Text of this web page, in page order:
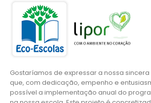
Gostaríamos de expressar a nossa
que, com dedicação, empenho e
possível a implementação anual do